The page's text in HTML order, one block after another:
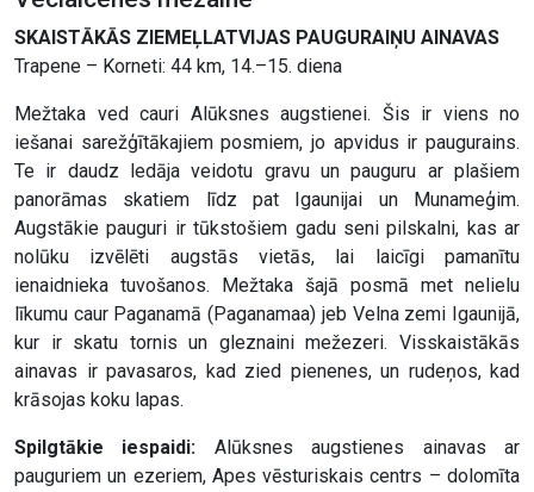
SKAISTĀKĀS ZIEMEĻLATVIJAS PAUGURAIŅU AINAVAS
Trapene – Korneti: 44 km, 14.–15. diena
Mežtaka ved cauri Alūksnes augstienei. Šis ir viens no
iešanai sarežģītākajiem posmiem, jo apvidus ir paugurains.
Te ir daudz ledāja veidotu gravu un pauguru ar plašiem
panorāmas skatiem līdz pat Igaunijai un Munameģim.
Augstākie pauguri ir tūkstošiem gadu seni pilskalni, kas ar
nolūku izvēlēti augstās vietās, lai laicīgi pamanītu
ienaidnieka tuvošanos. Mežtaka šajā posmā met nelielu
līkumu caur Paganamā (Paganamaa) jeb Velna zemi Igaunijā,
kur ir skatu tornis un gleznaini mežezeri. Visskaistākās
ainavas ir pavasaros, kad zied pienenes, un rudeņos, kad
krāsojas koku lapas.
Spilgtākie iespaidi: Alūksnes augstienes ainavas ar
pauguriem un ezeriem, Apes vēsturiskais centrs – dolomīta